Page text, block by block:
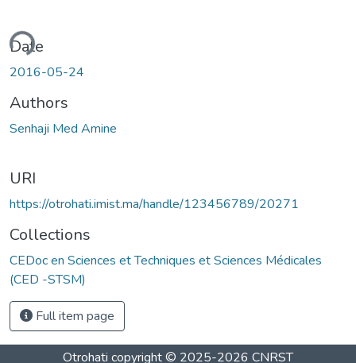
Date
2016-05-24
Authors
Senhaji Med Amine
URI
https://otrohati.imist.ma/handle/123456789/20271
Collections
CEDoc en Sciences et Techniques et Sciences Médicales
(CED -STSM)
Full item page
Otrohati copyright © 2025-2026 CNRST